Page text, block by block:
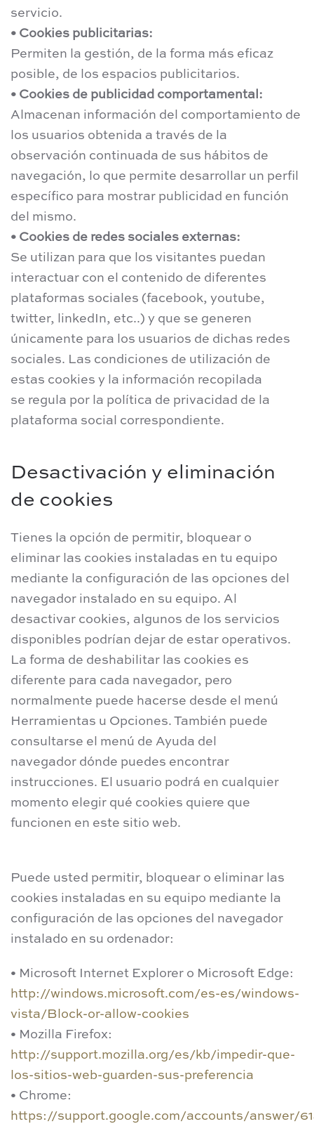
servicio.
• Cookies publicitarias:
Permiten la gestión, de la forma más eficaz
posible, de los espacios publicitarios.
• Cookies de publicidad comportamental:
Almacenan información del comportamiento de
los usuarios obtenida a través de la
observación continuada de sus hábitos de
navegación, lo que permite desarrollar un perfil
específico para mostrar publicidad en función
del mismo.
• Cookies de redes sociales externas:
Se utilizan para que los visitantes puedan
interactuar con el contenido de diferentes
plataformas sociales (facebook, youtube,
twitter, linkedIn, etc..) y que se generen
únicamente para los usuarios de dichas redes
sociales. Las condiciones de utilización de
estas cookies y la información recopilada
se regula por la política de privacidad de la
plataforma social correspondiente.
Desactivación y eliminación
de cookies
Tienes la opción de permitir, bloquear o
eliminar las cookies instaladas en tu equipo
mediante la configuración de las opciones del
navegador instalado en su equipo. Al
desactivar cookies, algunos de los servicios
disponibles podrían dejar de estar operativos.
La forma de deshabilitar las cookies es
diferente para cada navegador, pero
normalmente puede hacerse desde el menú
Herramientas u Opciones. También puede
consultarse el menú de Ayuda del
navegador dónde puedes encontrar
instrucciones. El usuario podrá en cualquier
momento elegir qué cookies quiere que
funcionen en este sitio web.
Puede usted permitir, bloquear o eliminar las
cookies instaladas en su equipo mediante la
configuración de las opciones del navegador
instalado en su ordenador:
• Microsoft Internet Explorer o Microsoft Edge:
http://windows.microsoft.com/es-es/windows-
vista/Block-or-allow-cookies
• Mozilla Firefox:
http://support.mozilla.org/es/kb/impedir-que-
los-sitios-web-guarden-sus-preferencia
• Chrome:
https://support.google.com/accounts/answer/